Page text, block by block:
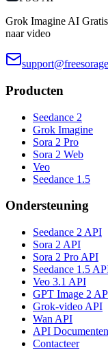
Grok Imagine AI
naar video
Producten
Seedance 2
Grok Imagine
Sora 2 Pro
Sora 2 Web
Veo
Seedance 1.5
Ondersteuning
Seedance 2 API
Sora 2 API
Sora 2 Pro API
Seedance 1.5
Veo 3.1 API
GPT Image 2
Grok-video API
Wan API
API Documenten
Contacteer